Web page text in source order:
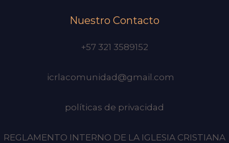
Nuestro Contacto
+57 321 3589152
icrlacomunidad@gmail.com
políticas de privacidad
REGLAMENTO INTERNO DE LA IGLESIA CRISTIANA